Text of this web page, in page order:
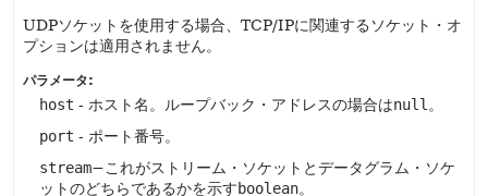
UDPソケットを使用する場合、TCP/IPに関連するソケット・オ
プションは適用されません。
パラメータ:
host - ホスト名。ループバック・アドレスの場合はnull 。
port - ポート番号。
stream−これがストリーム・ソケットとデータグラム・ソケ
ットのどちらであるかを示すboolean。